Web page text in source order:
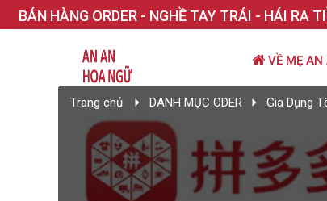
BÁN HÀNG ORDER - NGHỀ TAY TRÁI - HÁI RA
VỀ MẸ AN
Trang chủ DANH MỤC ODER Gia Dụng